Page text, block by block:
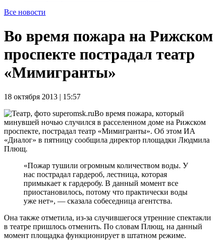
Все новости
Во время пожара на Рижском
проспекте пострадал театр
«Мимигранты»
18 октября 2013 | 15:57
Во время пожара, который
минувшей ночью случился в расселенном доме на Рижском
проспекте, пострадал театр «Мимигранты». Об этом ИА
«Диалог» в пятницу сообщила директор площадки Людмила
Плющ.
«Пожар тушили огромным количеством воды. У
нас пострадал гардероб, лестница, которая
примыкает к гардеробу. В данный момент все
приостановилось, потому что практически воды
уже нет», — сказала собеседница агентства.
Она также отметила, из-за случившегося утренние спектакли
в театре пришлось отменить. По словам Плющ, на данный
момент площадка функционирует в штатном режиме.